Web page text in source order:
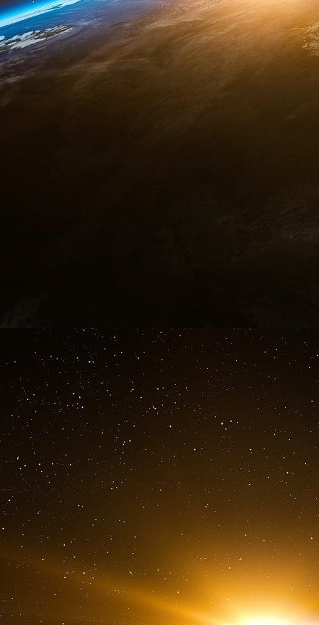
Occidentaux, notamment les Américains.
Le Figaro
FMI : Hillary Clinton renforce